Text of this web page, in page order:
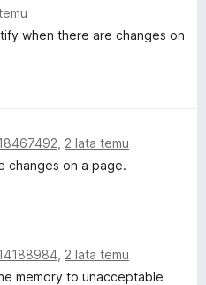
when there are changes on
2 lata temu
changes on a page.
2 lata temu
memory to unacceptable